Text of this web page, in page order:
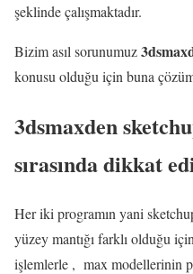
şeklinde çalışmaktadır.
Bizim asıl sorunumuz
konusu olduğu için buna
3dsmaxden
sırasında dikkat
Her iki programın yani
yüzey mantığı farklı olduğu
işlemlerle , max modellerinin